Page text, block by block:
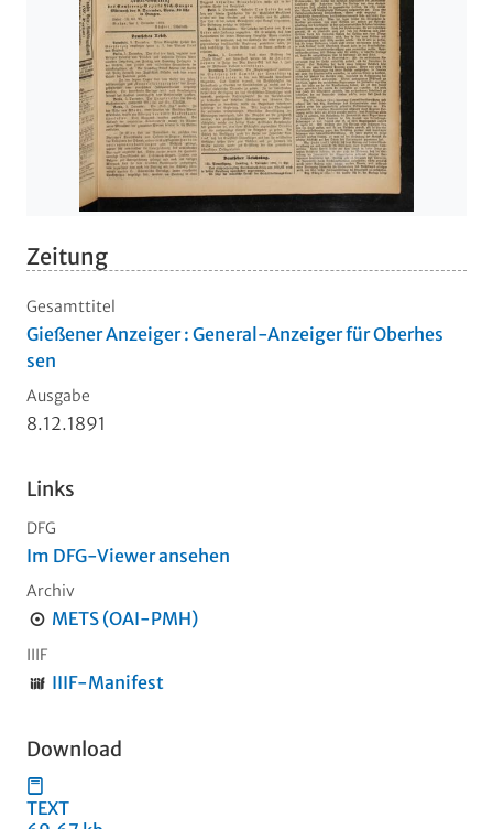
Zeitung
Gesamttitel
Gießener Anzeiger : General-Anzeiger für Oberhes
sen
Ausgabe
8.12.1891
Links
DFG
Im DFG-Viewer ansehen
Archiv
METS (OAI-PMH)
IIIF
IIIF-Manifest
Download
TEXT